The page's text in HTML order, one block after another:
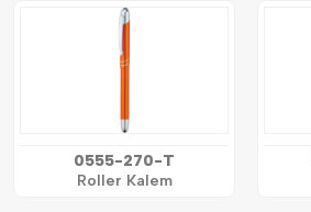
0555-270-T
Roller Kalem